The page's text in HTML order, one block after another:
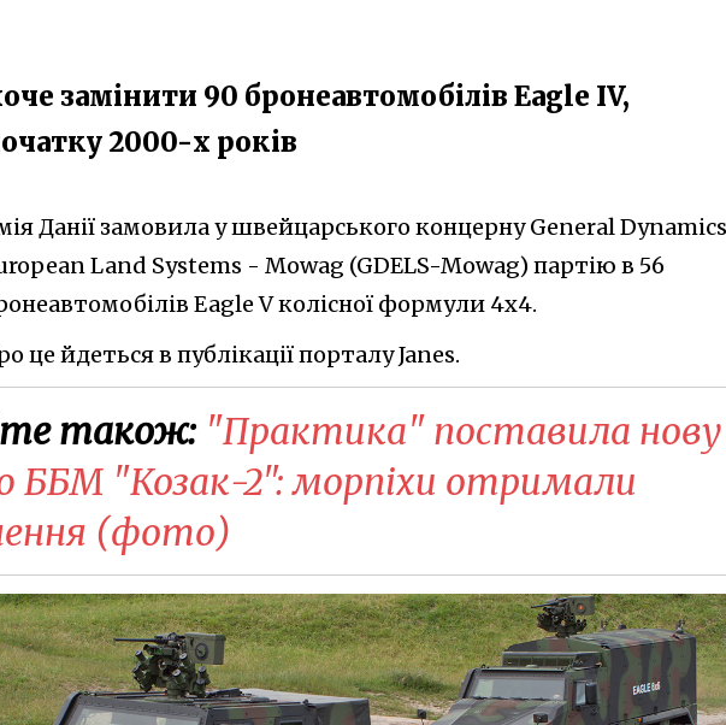
замінити 90 бронеавтомобілів Eagle IV,
2000-х років
Данії замовила у швейцарського концерну General Dynamics
Land Systems - Mowag (GDELS-Mowag) партію в 56
Eagle V колісної формули 4х4.
це йдеться в публікації порталу Janes.
також: "Практика" поставила нову
ББМ "Козак-2": морпіхи отримали
(фото)